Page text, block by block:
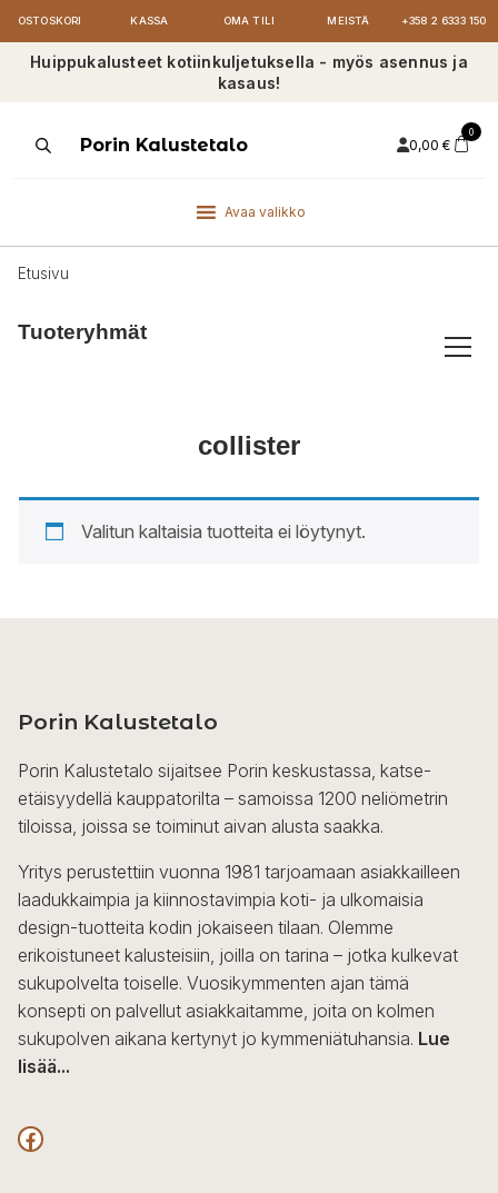
OSTOSKORI KASSA OMA TILI MEISTÄ +358 2 6333 150
Huippukalusteet kotiinkuljetuksella - myös asennus ja
kasaus!
ProductsPorin Kalustetalo 0,00 €
0
Avaa valikko
Etusivu
Tuoteryhmät
collister
Valitun kaltaisia tuotteita ei löytynyt.
Porin Kalustetalo
Porin Kalustetalo sijaitsee Porin keskustassa, katse-
etäisyydellä kauppatorilta – samoissa 1200 neliömetrin
tiloissa, joissa se toiminut aivan alusta saakka.
Yritys perustettiin vuonna 1981 tarjoamaan asiakkailleen
laadukkaimpia ja kiinnostavimpia koti- ja ulkomaisia
design-tuotteita kodin jokaiseen tilaan. Olemme
erikoistuneet kalusteisiin, joilla on tarina – jotka kulkevat
sukupolvelta toiselle. Vuosikymmenten ajan tämä
konsepti on palvellut asiakkaitamme, joita on kolmen
sukupolven aikana kertynyt jo kymmeniätuhansia. Lue
lisää...
F